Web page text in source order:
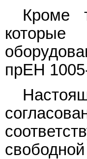
Кроме
прЕН